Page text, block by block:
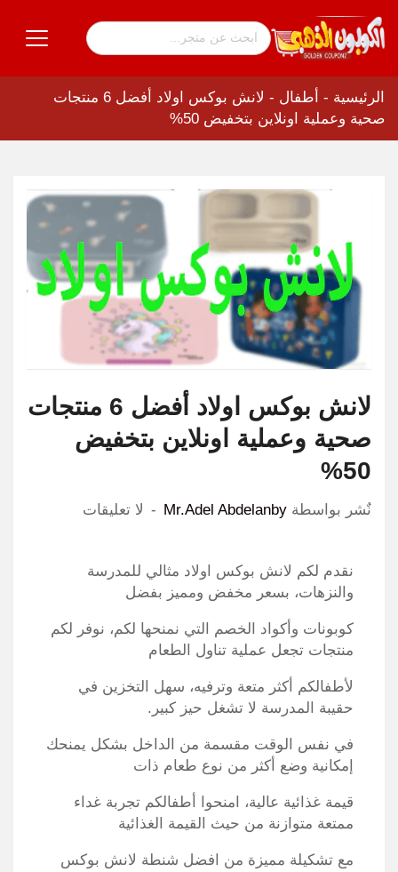
الرئيسية - أطفال -
لانش بوكس اولاد أفضل 6 منتجات
صحية وعملية اونلاين بتخفيض 50%
لانش بوكس اولاد أفضل 6 منتجات
صحية وعملية اونلاين بتخفيض
50%
نٌشر بواسطة Mr.Adel Abdelanby لا تعليقات
نقدم لكم لانش بوكس اولاد مثالي للمدرسة
والنزهات، بسعر مخفض ومميز بفضل
كوبونات وأكواد الخصم التي نمنحها لكم، نوفر لكم
منتجات تجعل عملية تناول الطعام
لأطفالكم أكثر متعة وترفيه، سهل التخزين في
حقيبة المدرسة لا تشغل حيز كبير.
في نفس الوقت مقسمة من الداخل بشكل يمنحك
إمكانية وضع أكثر من نوع طعام ذات
قيمة غذائية عالية، امنحوا أطفالكم تجربة غداء
ممتعة متوازنة من حيث القيمة الغذائية
مع تشكيلة مميزة من افضل شنطة لانش بوكس